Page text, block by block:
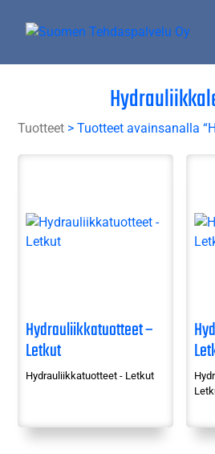
Tuotteet > Tuotteet avainsanalla
Hydrauliikkatuotteet –
Letkut
Hydrauliikkatuotteet - Letkut